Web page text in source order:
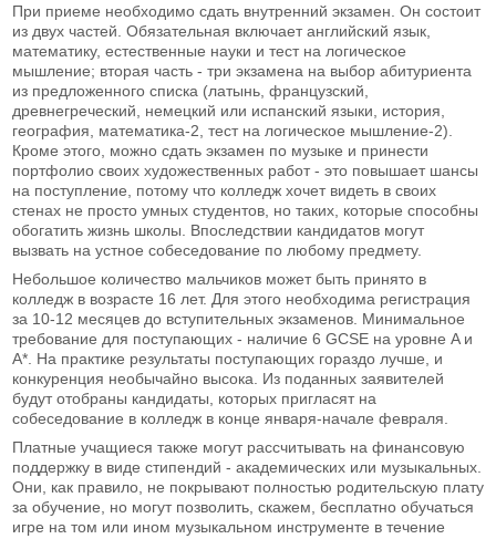
При приеме необходимо сдать внутренний экзамен. Он состоит
из двух частей. Обязательная включает английский язык,
математику, естественные науки и тест на логическое
мышление; вторая часть - три экзамена на выбор абитуриента
из предложенного списка (латынь, французский,
древнегреческий, немецкий или испанский языки, история,
география, математика-2, тест на логическое мышление-2).
Кроме этого, можно сдать экзамен по музыке и принести
портфолио своих художественных работ - это повышает шансы
на поступление, потому что колледж хочет видеть в своих
стенах не просто умных студентов, но таких, которые способны
обогатить жизнь школы. Впоследствии кандидатов могут
вызвать на устное собеседование по любому предмету.
Небольшое количество мальчиков может быть принято в
колледж в возрасте 16 лет. Для этого необходима регистрация
за 10-12 месяцев до вступительных экзаменов. Минимальное
требование для поступающих - наличие 6 GCSE на уровне A и
A*. На практике результаты поступающих гораздо лучше, и
конкуренция необычайно высока. Из поданных заявителей
будут отобраны кандидаты, которых пригласят на
собеседование в колледж в конце января-начале февраля.
Платные учащиеся также могут рассчитывать на финансовую
поддержку в виде стипендий - академических или музыкальных.
Они, как правило, не покрывают полностью родительскую плату
за обучение, но могут позволить, скажем, бесплатно обучаться
игре на том или ином музыкальном инструменте в течение